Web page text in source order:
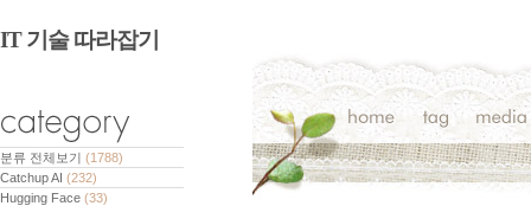
IT 기술 따라잡기
분류 전체보기 (1788)
Catchup AI (232)
Hugging Face (33)